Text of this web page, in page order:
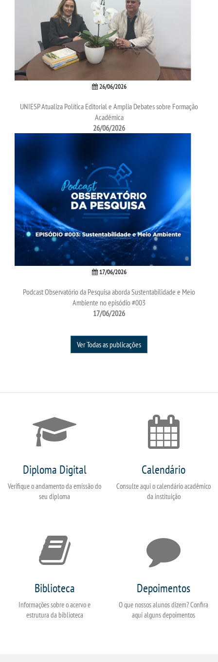
OUVIDORIA
26/06/2026
UNIESP Atualiza Política Editorial e Amplia Debates sobre Formação
Acadêmica
26/06/2026
17/06/2026
Podcast Observatório da Pesquisa aborda Sustentabilidade e Meio
Ambiente no episódio #003
17/06/2026
Ver Todas as publicações
Diploma Digital
Verifique o andamento da emissão do
seu diploma
Calendário
Consulte aqui o calendário acadêmico
da instituição
Biblioteca
Informações sobre o acervo e
estrutura da biblioteca
Depoimentos
O que nossos alunos dizem? Confira
aqui alguns depoimentos